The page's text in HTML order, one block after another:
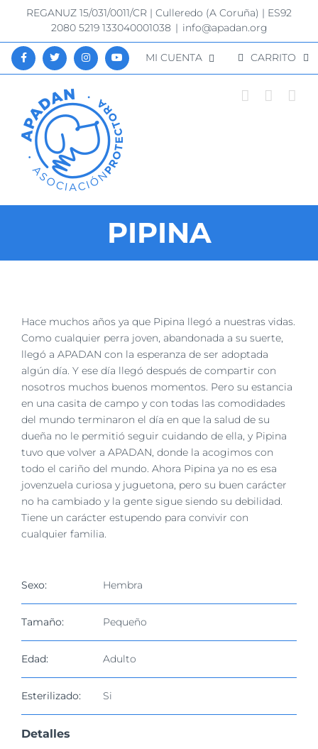
Saltar
contenido
REGANUZ 15/031/0011/CR | Culleredo (A Coruña) | ES92
2080 5219 133040001038 | info@apadan.org
MI CUENTA CARRITO
PIPINA
imagen
más
grande
Hace muchos años ya que Pipina llegó a nuestras vidas.
Como cualquier perra joven, abandonada a su suerte,
llegó a APADAN con la esperanza de ser adoptada
algún día. Y ese día llegó después de compartir con
nosotros muchos buenos momentos. Pero su estancia
en una casita de campo y con todas las comodidades
del mundo terminaron el día en que la salud de su
dueña no le permitió seguir cuidando de ella, y Pipina
tuvo que volver a APADAN, donde la acogimos con
todo el cariño del mundo. Ahora Pipina ya no es esa
jovenzuela curiosa y juguetona, pero su buen carácter
no ha cambiado y la gente sigue siendo su debilidad.
Tiene un carácter estupendo para convivir con
cualquier familia.
Sexo: Hembra
Tamaño: Pequeño
Edad: Adulto
Esterilizado: Si
Detalles